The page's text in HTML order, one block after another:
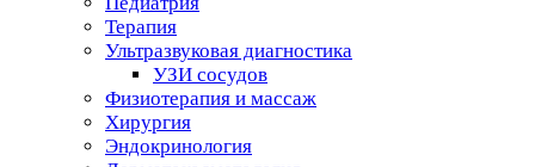
Терапия
Ультразвуковая диагностика
УЗИ сосудов
Физиотерапия и массаж
Хирургия
Эндокринология